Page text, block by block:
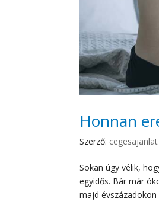
Honnan
Szerző: cegesajanlat
Sokan úgy vélik,
egyidős. Bár már
majd